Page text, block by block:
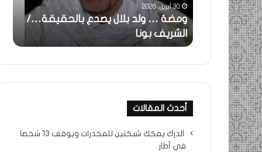
بونا
بونا 30 أبريل، 2026
ومضة … ولد بلال يصدع بالحقيقة…/
الشريف بونا
أحدث المقالات
الدرك يفكك شبكتين للمخدرات ويوقف 13 شخصا
في أطار